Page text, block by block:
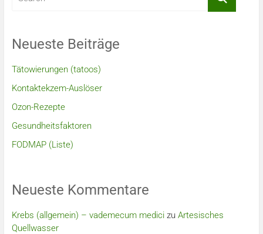
Neueste Beiträge
Tätowierungen (tatoos)
Kontaktekzem-Auslöser
Ozon-Rezepte
Gesundheitsfaktoren
FODMAP (Liste)
Neueste Kommentare
Krebs (allgemein) – vademecum medicizu Artesisches
Quellwasser